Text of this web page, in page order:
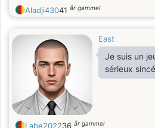
Aladji43041 år gammel
East
Je suis un
sérieux
Labe202236 år gammel